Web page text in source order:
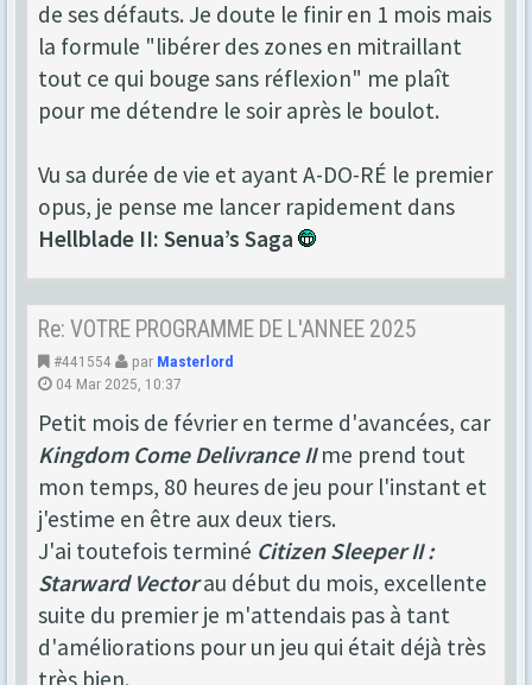
de ses défauts. Je doute le finir en 1 mois mais
la formule "libérer des zones en mitraillant
tout ce qui bouge sans réflexion" me plaît
pour me détendre le soir après le boulot.
Vu sa durée de vie et ayant A-DO-RÉ le premier
opus, je pense me lancer rapidement dans
Hellblade II: Senua’s Saga
Re: VOTRE PROGRAMME DE L'ANNEE 2025
#441554 par Masterlord
04 Mar 2025, 10:37
Petit mois de février en terme d'avancées, car
Kingdom Come Delivrance IIme prend tout
mon temps, 80 heures de jeu pour l'instant et
j'estime en être aux deux tiers.
J'ai toutefois terminé Citizen Sleeper II :
Starward Vectorau début du mois, excellente
suite du premier je m'attendais pas à tant
d'améliorations pour un jeu qui était déjà très
très bien.